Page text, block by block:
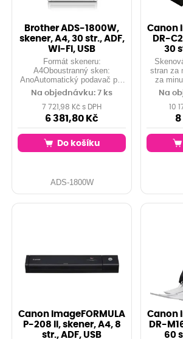
Brother ADS-1800W,
skener, A4, 30 str., ADF,
Wi-Fi, USB
Formát skeneru:
A4Oboustranný sken:
AnoAutomatický podavač pro
skenování: AnoKapacita
zásobníku [str]: 20
Na objednávku: 7 ks
7 721,98 Kč s DPH
6 381,80 Kč
Do košíku
ADS-1800W
Canon
DR-
30
stran za
za
Na
10
8
Canon imageFORMULA
P-208 II, skener, A4, 8
str., ADF, USB
Canon
DR-
60